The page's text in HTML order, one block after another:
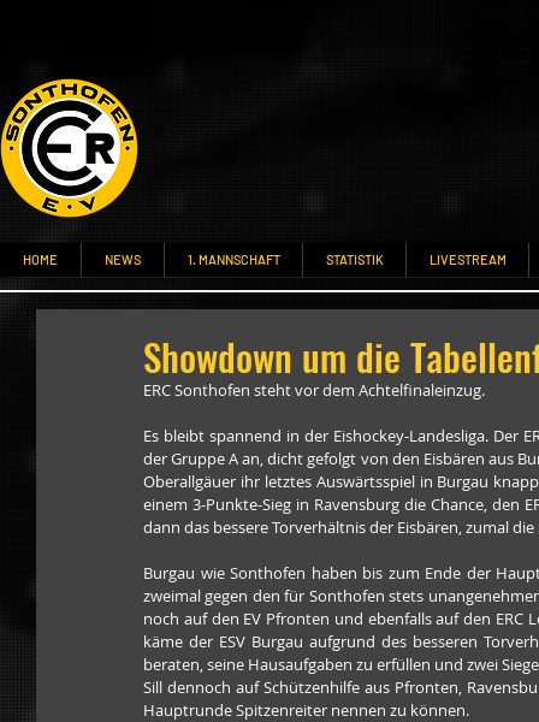
HOME NEWS 1. MANNSCHAFT STATISTIK LIVESTREAM
Showdown um die
ERC Sonthofen steht vor dem Achtelfinaleinzug.
Es bleibt spannend in der Eishockey-Landesliga. Der
der Gruppe A an, dicht gefolgt von den Eisbären aus
Oberallgäuer ihr letztes Auswärtsspiel in Burgau
einem 3-Punkte-Sieg in Ravensburg die Chance, den
dann das bessere Torverhältnis der Eisbären, zumal
Burgau wie Sonthofen haben bis zum Ende der
zweimal gegen den für Sonthofen stets
noch auf den EV Pfronten und ebenfalls auf den
käme der ESV Burgau aufgrund des besseren
beraten, seine Hausaufgaben zu erfüllen und zwei
Sill dennoch auf Schützenhilfe aus Pfronten,
Hauptrunde Spitzenreiter nennen zu können.